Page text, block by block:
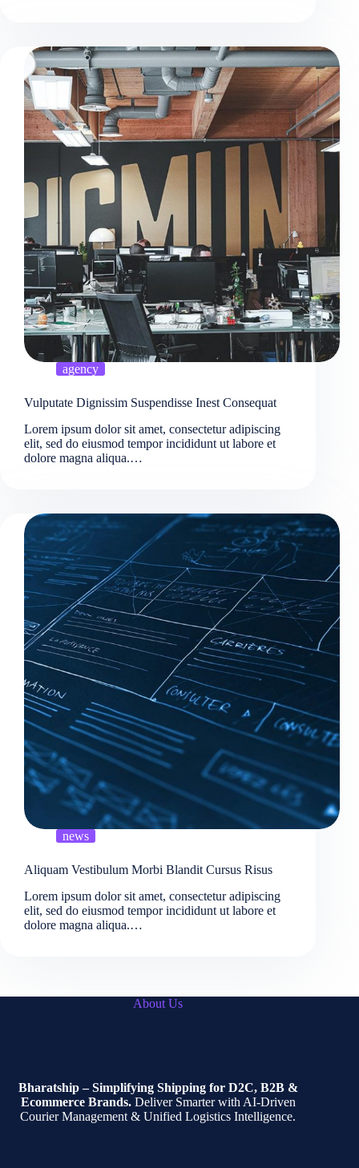
agency
Vulputate Dignissim Suspendisse Inest Consequat
Lorem ipsum dolor sit amet, consectetur adipiscing
elit, sed do eiusmod tempor incididunt ut labore et
dolore magna aliqua.…
news
Aliquam Vestibulum Morbi Blandit Cursus Risus
Lorem ipsum dolor sit amet, consectetur adipiscing
elit, sed do eiusmod tempor incididunt ut labore et
dolore magna aliqua.…
About Us
Bharatship – Simplifying Shipping for D2C, B2B &
Ecommerce Brands.Deliver Smarter with AI-Driven
Courier Management & Unified Logistics Intelligence.